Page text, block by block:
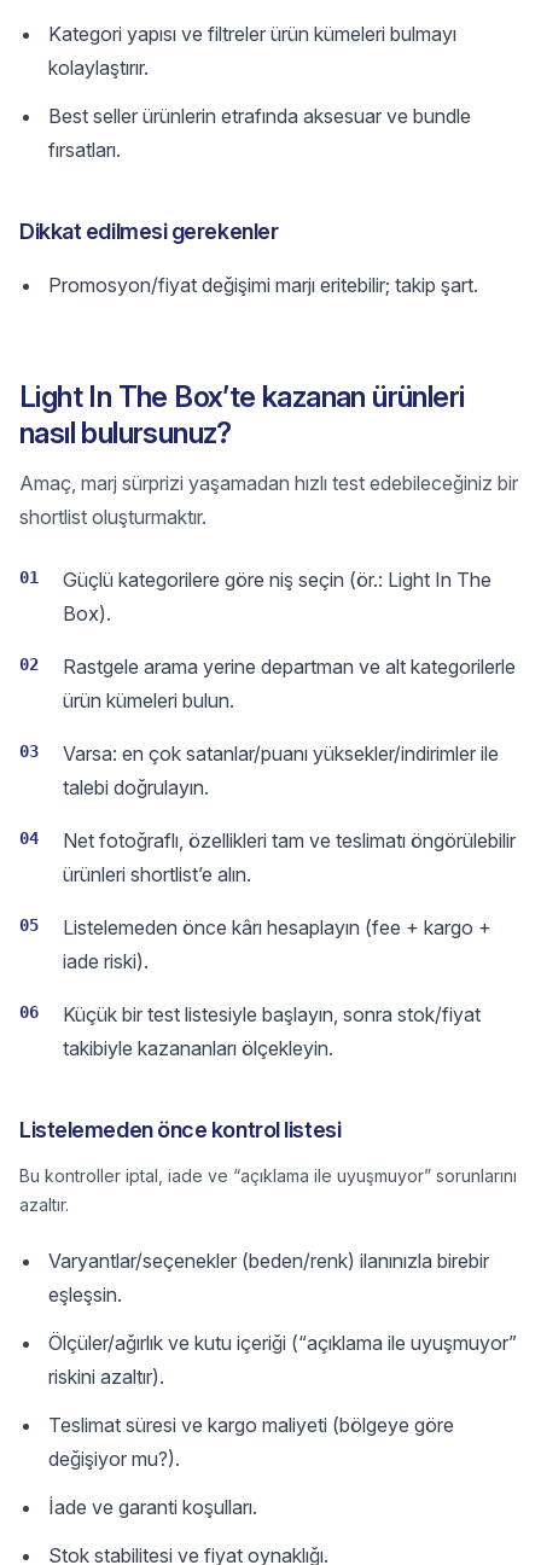
Kategori yapısı ve filtreler ürün kümeleri bulmayı
kolaylaştırır.
Best seller ürünlerin etrafında aksesuar ve bundle
fırsatları.
Dikkat edilmesi gerekenler
Promosyon/fiyat değişimi marjı eritebilir; takip şart.
Light In The Box’te kazanan ürünleri
nasıl bulursunuz?
Amaç, marj sürprizi yaşamadan hızlı test edebileceğiniz bir
shortlist oluşturmaktır.
01
Güçlü kategorilere göre niş seçin (ör.: Light In The
Box).
02
Rastgele arama yerine departman ve alt kategorilerle
ürün kümeleri bulun.
03
Varsa: en çok satanlar/puanı yüksekler/indirimler ile
talebi doğrulayın.
04
Net fotoğraflı, özellikleri tam ve teslimatı öngörülebilir
ürünleri shortlist’e alın.
05
Listelemeden önce kârı hesaplayın (fee + kargo +
iade riski).
06
Küçük bir test listesiyle başlayın, sonra stok/fiyat
takibiyle kazananları ölçekleyin.
Listelemeden önce kontrol listesi
Bu kontroller iptal, iade ve “açıklama ile uyuşmuyor” sorunlarını
azaltır.
Varyantlar/seçenekler (beden/renk) ilanınızla birebir
eşleşsin.
Ölçüler/ağırlık ve kutu içeriği (“açıklama ile uyuşmuyor”
riskini azaltır).
Teslimat süresi ve kargo maliyeti (bölgeye göre
değişiyor mu?).
İade ve garanti koşulları.
Stok stabilitesi ve fiyat oynaklığı.